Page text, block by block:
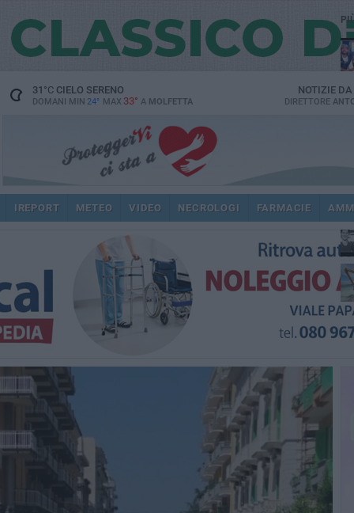
31 °CCIELO SERENO
DOMANI MIN 24° MAX 33° A MOLFETTA
NOTIZIE DA
DIRETTORE
IREPORT METEO VIDEO NECROLOGI FARMACIE